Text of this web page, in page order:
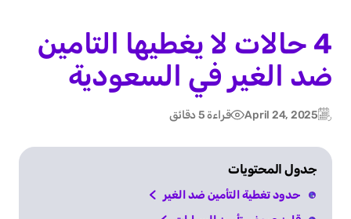
4 حالات لا يغطيها التامين
ضد الغير في السعودية
Updated:
April 24, 2025
Postقراءة 5 دقائق
جدول المحتويات
حدود تغطية التأمين ضد الغير